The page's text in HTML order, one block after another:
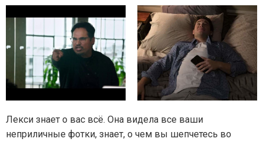
Лекси знает о вас всё. Она видела все ваши
неприличные фотки, знает, о чем вы шепчетесь во